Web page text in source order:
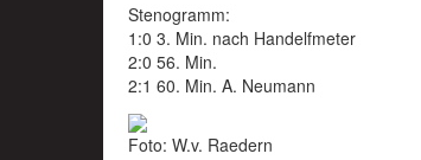
Stenogramm:
1:0 3. Min. nach Handelfmeter
2:0 56. Min.
2:1 60. Min. A. Neumann
Foto: W.v. Raedern